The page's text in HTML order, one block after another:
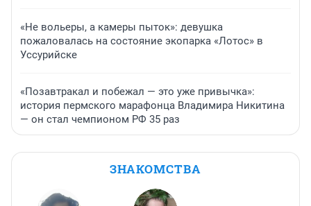
«Не вольеры, а камеры пыток»: девушка
пожаловалась на состояние экопарка «Лотос» в
Уссурийске
«Позавтракал и побежал — это уже привычка»:
история пермского марафонца Владимира Никитина
— он стал чемпионом РФ 35 раз
ЗНАКОМСТВА